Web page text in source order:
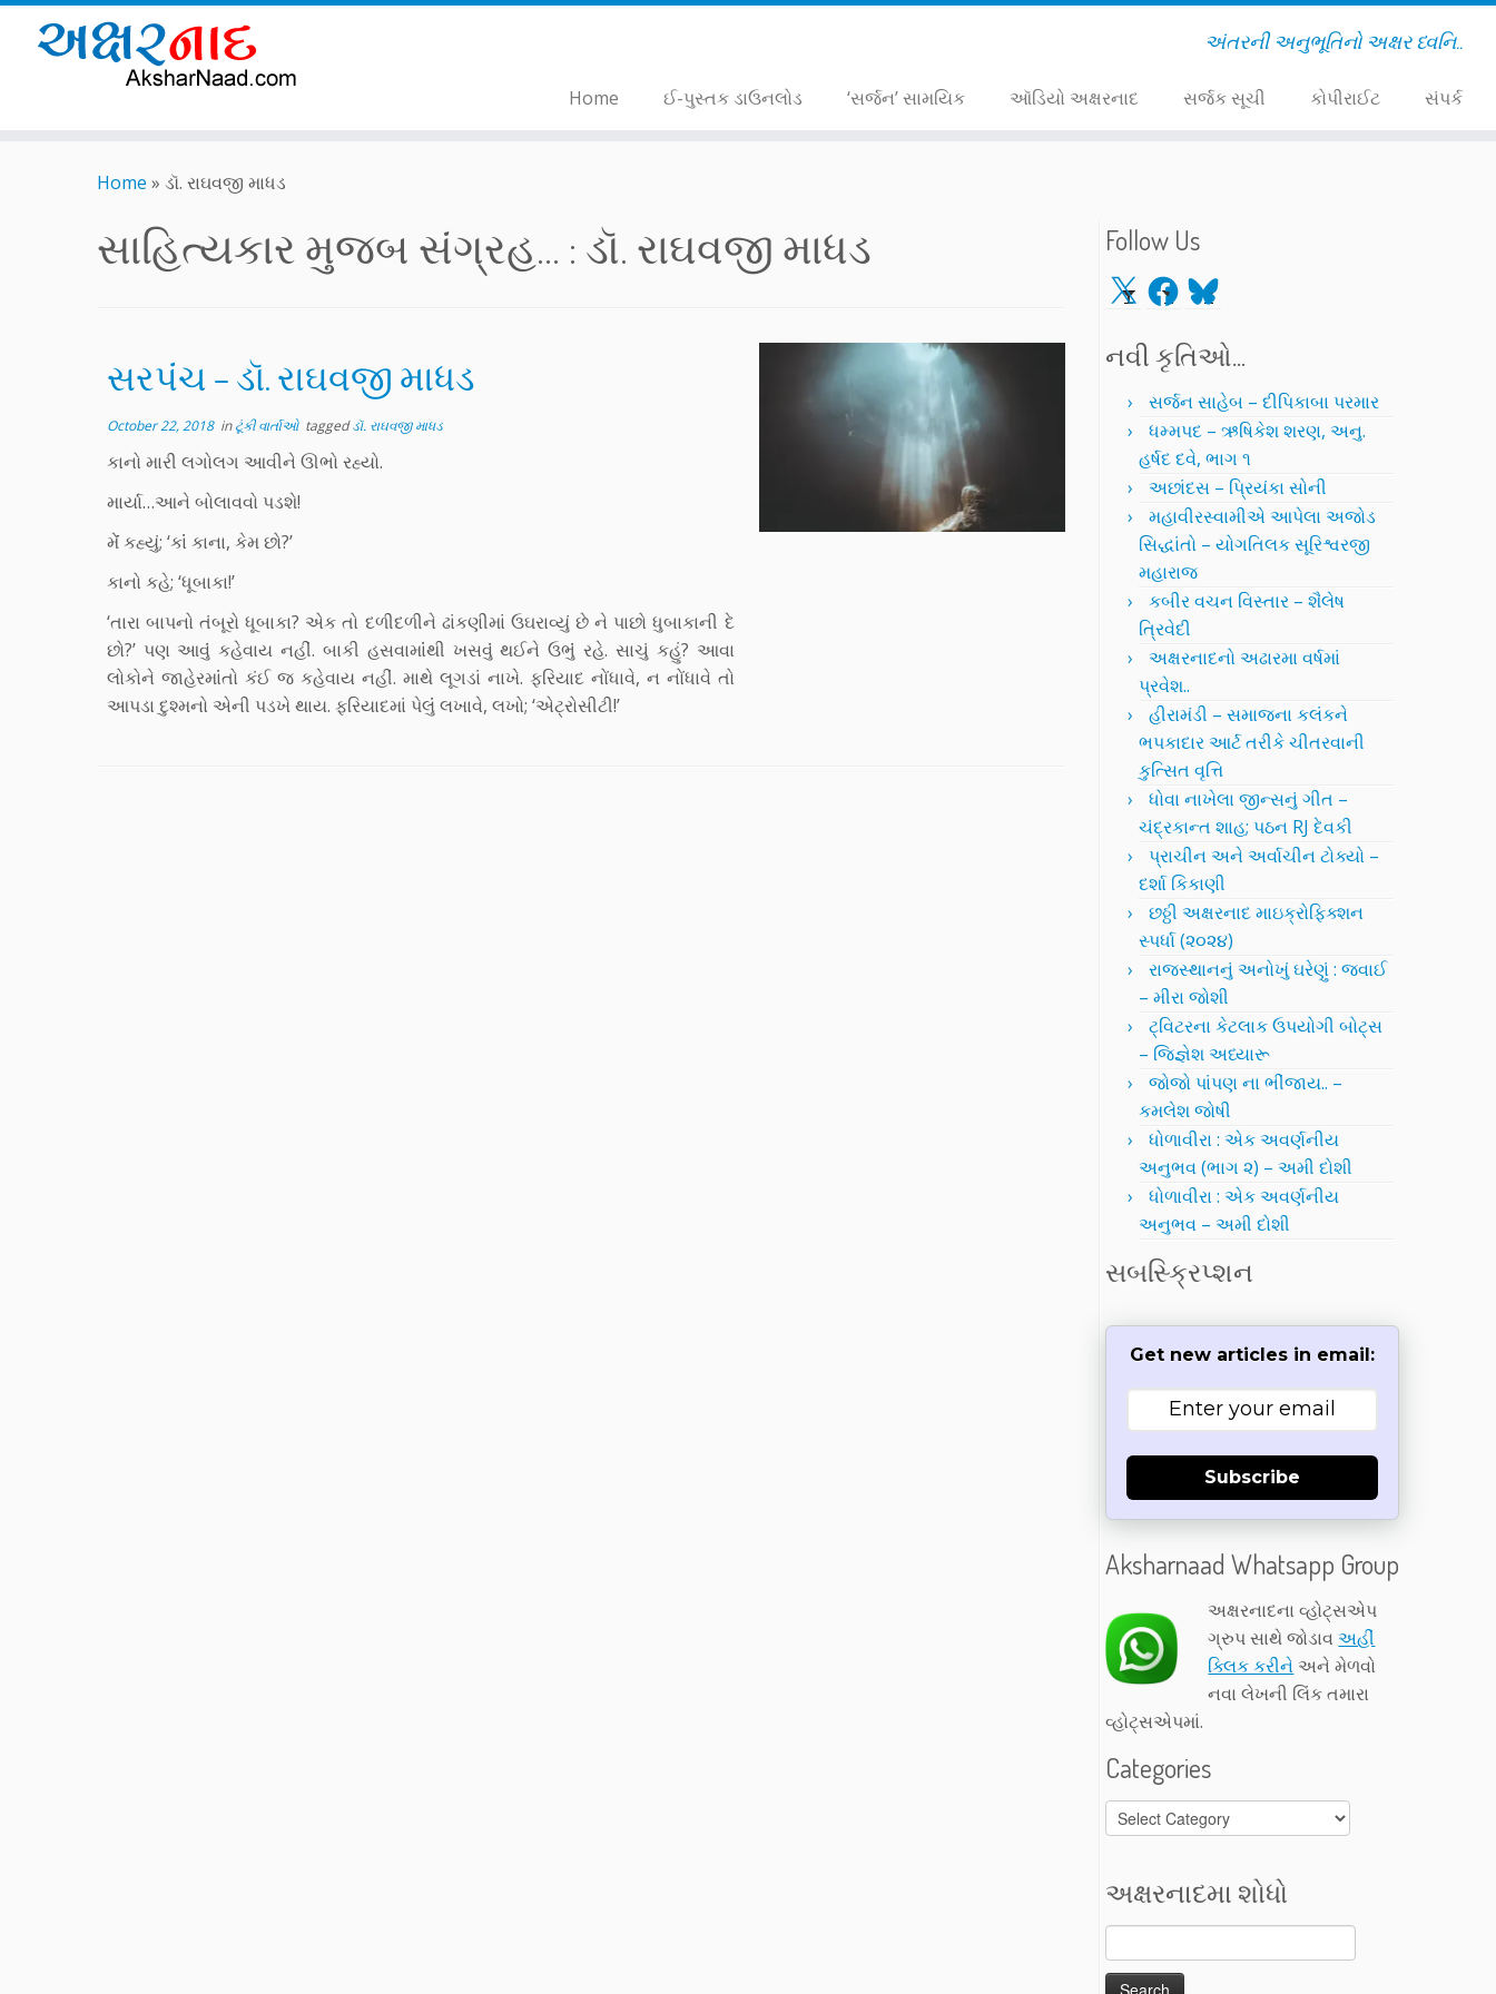
અંતરની અનુભૂતિનો અક્ષર ધ્વનિ..
Home ઈ-પુસ્તક ડાઉનલોડ ‘સર્જન’ સામયિક ઑડિયો અક્ષરનાદ સર્જક સૂચી કોપીરાઈટ સંપર્ક
Home » ડૉ. રાઘવજી માધડ
સાહિત્યકાર મુજબ સંગ્રહ... : ડૉ. રાઘવજી માધડ
સરપંંચ – ડૉ. રાઘવજી માધડ
October 22, 2018inટૂંકી વાર્તાઓ taggedડૉ. રાઘવજી માધડ
કાનો મારી લગોલગ આવીને ઊભો રહ્યો.
માર્યા…આને બોલાવવો પડશે!
મેંં કહ્યું; ‘કાંં કાના, કેમ છો?’
કાનો કહે; ‘ધૂબાકા!’
‘તારા બાપનો તંબૂરો ધૂબાકા? એક તો દળીદળીને ઢાંકણીમાં ઉઘરાવ્યું છે ને પાછો ધુબાકાની દે
છો?’ પણ આવુંં કહેવાય નહીં. બાકી હસવામાંંથી ખસવુંં થઈને ઉભુંં રહે. સાચું કહું? આવા
લોકોને જાહેરમાંંતો કંઈ જ કહેવાય નહીં. માથે લૂગડાં નાખે. ફરિયાદ નોંધાવે, ન નોંધાવે તો
આપડા દુશ્મનો એની પડખે થાય. ફરિયાદમાં પેલુંં લખાવે, લખો; ‘એટ્રોસીટી!’
Follow Us
X Facebook
Bluesky
નવી કૃતિઓ…
સર્જન સાહેબ – દીપિકાબા પરમાર
ધમ્મપદ – ઋષિકેશ શરણ, અનુ.
હર્ષદ દવે, ભાગ ૧
અછાંદસ – પ્રિયંકા સોની
મહાવીરસ્વામીએ આપેલા અજોડ
સિદ્ધાંતો – યોગતિલક સૂરિશ્વરજી
મહારાજ
કબીર વચન વિસ્તાર – શૈલેષ
ત્રિવેદી
અક્ષરનાદનો અઢારમા વર્ષમાં
પ્રવેશ..
હીરામંડી – સમાજના કલંકને
ભપકાદાર આર્ટ તરીકે ચીતરવાની
કુત્સિત વૃત્તિ
ધોવા નાખેલા જીન્સનું ગીત –
ચંદ્રકાન્ત શાહ; પઠન RJ દેવકી
પ્રાચીન અને અર્વાચીન ટોક્યો –
દર્શા કિકાણી
છઠ્ઠી અક્ષરનાદ માઇક્રોફિક્શન
સ્પર્ધા (૨૦૨૪)
રાજસ્થાનનું અનોખું ઘરેણું : જવાઈ
– મીરા જોશી
ટ્વિટરના કેટલાક ઉપયોગી બોટ્સ
– જિજ્ઞેશ અધ્યારૂ
જોજો પાંપણ ના ભીંજાય.. –
કમલેશ જોષી
ધોળાવીરા : એક અવર્ણનીય
અનુભવ (ભાગ ૨) – અમી દોશી
ધોળાવીરા : એક અવર્ણનીય
અનુભવ – અમી દોશી
સબસ્ક્રિપ્શન
Get new articles in email:
Subscribe
Aksharnaad Whatsapp Group
અક્ષરનાદના વ્હોટ્સએપ
ગ્રુપ સાથે જોડાવઅહીં
ક્લિક કરીને અને મેળવો
નવા લેખની લિંક તમારા
વ્હોટ્સએપમાં.
Categories
Categories
અક્ષરનાદમા શોધો